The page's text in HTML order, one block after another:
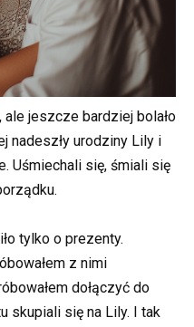
jeszcze bardziej bolało
nadeszły urodziny Lily i
Uśmiechali się, śmiali się
tylko o prezenty.
z nimi
dołączyć do
skupiali się na Lily. I tak